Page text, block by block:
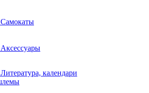
Самокаты
Аксессуары
Литература, календари